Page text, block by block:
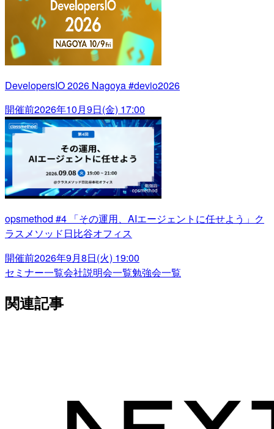
DevelopersIO 2026 Nagoya #devio2026
開催前2026年10月9日(金) 17:00
opsmethod #4 「その運用、AIエージェントに任せよう」ク
ラスメソッド日比谷オフィス
開催前2026年9月8日(火) 19:00
セミナー一覧会社説明会一覧勉強会一覧
関連記事